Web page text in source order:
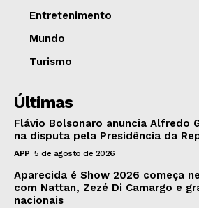
Entretenimento
Mundo
Turismo
Últimas
Flávio Bolsonaro anuncia Alfredo
na disputa pela Presidência da
APP 5 de agosto de 2026
Aparecida é Show 2026 começa
com Nattan, Zezé Di Camargo e
nacionais